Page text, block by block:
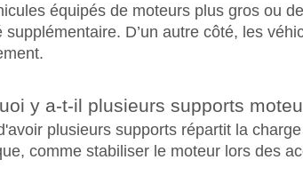
équipés de moteurs plus gros ou
supplémentaire. D’un autre côté, les
y a-t-il plusieurs supports
plusieurs supports répartit la
comme stabiliser le moteur lors des